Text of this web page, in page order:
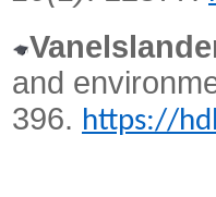
and
396. https://